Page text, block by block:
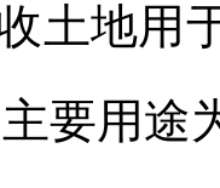
土地用
要用途